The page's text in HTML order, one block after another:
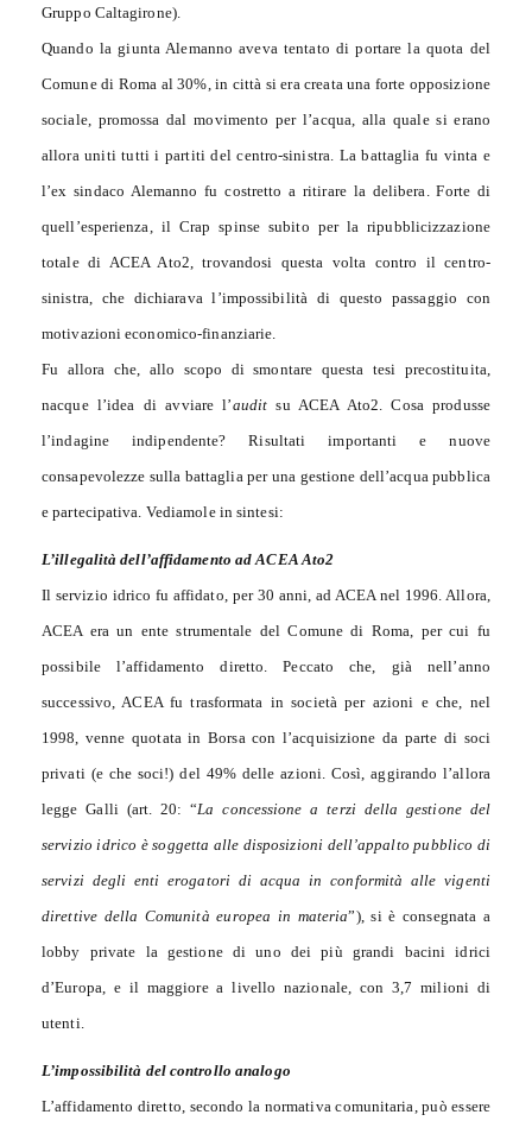
Gruppo Caltagirone).
Quando la giunta Alemanno aveva tentato di portare la quota del
Comune di Roma al 30%, in città si era creata una forte opposizione
sociale, promossa dal movimento per l’acqua, alla quale si erano
allora uniti tutti i partiti del centro-sinistra. La battaglia fu vinta e
l’ex sindaco Alemanno fu costretto a ritirare la delibera. Forte di
quell’esperienza, il Crap spinse subito per la ripubblicizzazione
totale di ACEA Ato2, trovandosi questa volta contro il centro-
sinistra, che dichiarava l’impossibilità di questo passaggio con
motivazioni economico-finanziarie.
Fu allora che, allo scopo di smontare questa tesi precostituita,
nacque l’idea di avviare l’audit su ACEA Ato2. Cosa produsse
l’indagine indipendente? Risultati importanti e nuove
consapevolezze sulla battaglia per una gestione dell’acqua pubblica
e partecipativa. Vediamole in sintesi:
L’illegalità dell’affidamento ad ACEA Ato2
Il servizio idrico fu affidato, per 30 anni, ad ACEA nel 1996. Allora,
ACEA era un ente strumentale del Comune di Roma, per cui fu
possibile l’affidamento diretto. Peccato che, già nell’anno
successivo, ACEA fu trasformata in società per azioni e che, nel
1998, venne quotata in Borsa con l’acquisizione da parte di soci
privati (e che soci!) del 49% delle azioni. Così, aggirando l’allora
legge Galli (art. 20: “La concessione a terzi della gestione del
servizio idrico è soggetta alle disposizioni dell’appalto pubblico di
servizi degli enti erogatori di acqua in conformità alle vigenti
direttive della Comunità europea in materia”), si è consegnata a
lobby private la gestione di uno dei più grandi bacini idrici
d’Europa, e il maggiore a livello nazionale, con 3,7 milioni di
utenti.
L’impossibilità del controllo analogo
L’affidamento diretto, secondo la normativa comunitaria, può essere